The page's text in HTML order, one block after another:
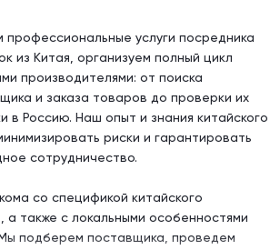
услуги посредника
из Китая, организуем полный цикл
производителями: от поиска
и заказа товаров до проверки их
в Россию. Наш опыт и знания китайского
риски и гарантировать
сотрудничество.
со спецификой китайского
а также с локальными особенностями
подберем поставщика, проведем